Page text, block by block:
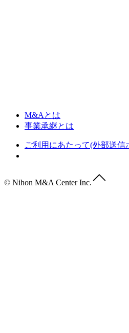
M&Aとは
事業承継とは
ご利用にあたって(外部送信
© Nihon M&A Center Inc.